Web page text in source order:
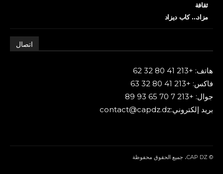
ثقافة
مزاد… كاب ديزاد
اتصال
هاتف: +213 41 80 32 62
فاكس: +213 41 80 32 63
جوال: +213 7 70 65 93 89
بريد إلكتروني:contact@capdz.dz
© CAP DZ، جميع الحقوق محفوظة